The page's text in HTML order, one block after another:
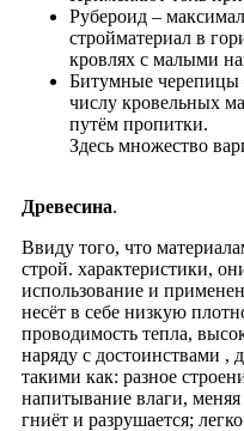
Рубероид –
стройматериал в
кровлях с малыми
Битумные черепицы
числу кровельных
путём пропитки.
Здесь множество
Древесина.
Ввиду того, что
строй. характеристики,
использование и
несёт в себе низкую
проводимость тепла,
наряду с достоинствами ,
такими как: разное
напитывание влаги,
гниёт и разрушается;